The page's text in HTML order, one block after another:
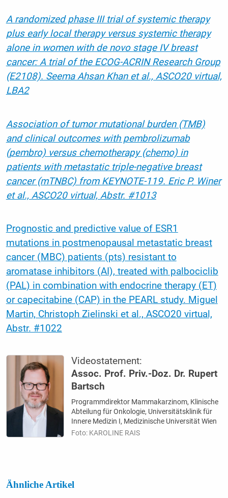
A randomized phase III trial of systemic therapy
plus early local therapy versus systemic therapy
alone in women with de novo stage IV breast
cancer: A trial of the ECOG-ACRIN Research Group
(E2108). Seema Ahsan Khan et al., ASCO20 virtual,
LBA2
Association of tumor mutational burden (TMB)
and clinical outcomes with pembrolizumab
(pembro) versus chemotherapy (chemo) in
patients with metastatic triple-negative breast
cancer (mTNBC) from KEYNOTE-119. Eric P. Winer
et al., ASCO20 virtual, Abstr. #1013
Prognostic and predictive value of ESR1
mutations in postmenopausal metastatic breast
cancer (MBC) patients (pts) resistant to
aromatase inhibitors (AI), treated with palbociclib
(PAL) in combination with endocrine therapy (ET)
or capecitabine (CAP) in the PEARL study. Miguel
Martin, Christoph Zielinski et al., ASCO20 virtual,
Abstr. #1022
Videostatement:
Assoc. Prof. Priv.-Doz. Dr. Rupert
Bartsch
Programmdirektor Mammakarzinom, Klinische
Abteilung für Onkologie, Universitätsklinik für
Innere Medizin I, Medizinische Universität Wien
Foto: KAROLINE RAIS
Ähnliche Artikel